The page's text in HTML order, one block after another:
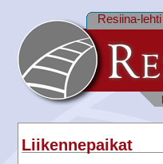
Resiina-lehti
Liikennepaikat